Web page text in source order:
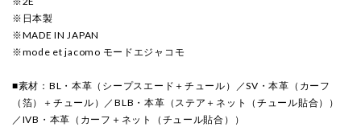
※日本製
※MADE IN JAPAN
※mode et jacomo モードエジャコモ
■素材：BL・本革（シープスエード＋チュール）／SV・本革（カーフ
（箔）＋チュール）／BLB・本革（ステア＋ネット（チュール貼合））
／IVB・本革（カーフ＋ネット（チュール貼合））